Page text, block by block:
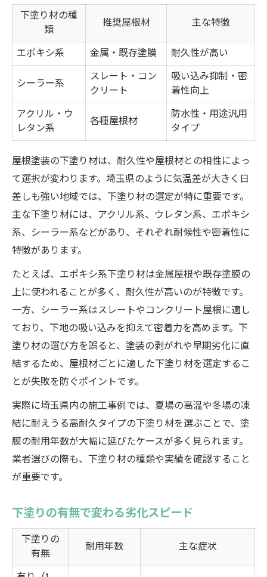
下塗り材の種
類
推奨屋根材
主な特徴
エポキシ系
金属・既存塗膜
耐久性が高い
シーラー系
スレート・コン
クリート
吸い込み抑制・密
着性向上
アクリル・ウ
レタン系
各種屋根材
防水性・用途汎用
タイプ
屋根塗装の下塗り材は、耐久性や屋根材との相性によっ
て選択が変わります。埼玉県のように気温差が大きく日
差しも強い地域では、下塗り材の選定が特に重要です。
主な下塗り材には、アクリル系、ウレタン系、エポキシ
系、シーラー系などがあり、それぞれ耐候性や密着性に
特徴があります。
たとえば、エポキシ系下塗り材は金属屋根や既存塗膜の
上に使われることが多く、耐久性が高いのが特徴です。
一方、シーラー系はスレートやコンクリート屋根に適し
ており、下地の吸い込みを抑えて密着力を高めます。下
塗り材の選び方を誤ると、塗装の剥がれや早期劣化に直
結するため、屋根材ごとに適した下塗り材を選定するこ
とが失敗を防ぐポイントです。
実際に埼玉県内の施工事例では、夏場の高温や冬場の凍
結に耐えうる高耐久タイプの下塗り材を選ぶことで、塗
膜の耐用年数が大幅に延びたケースが多く見られます。
業者選びの際も、下塗り材の種類や実績を確認すること
が重要です。
下塗りの有無で変わる劣化スピード
下塗りの
有無
耐用年数
主な症状